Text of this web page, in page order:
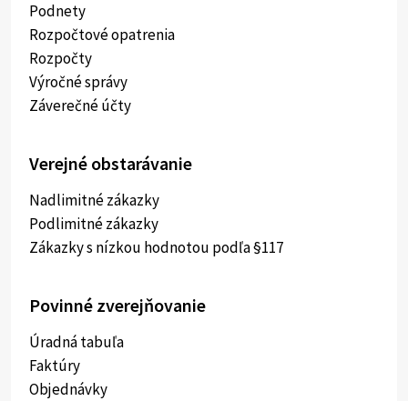
Podnety
Rozpočtové opatrenia
Rozpočty
Výročné správy
Záverečné účty
Verejné obstarávanie
Nadlimitné zákazky
Podlimitné zákazky
Zákazky s nízkou hodnotou podľa §117
Povinné zverejňovanie
Úradná tabuľa
Faktúry
Objednávky